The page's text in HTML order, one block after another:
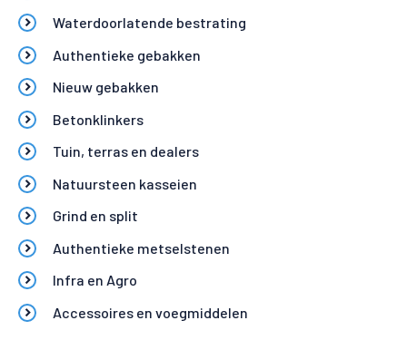
Waterdoorlatende bestrating
Authentieke gebakken
Nieuw gebakken
Betonklinkers
Tuin, terras en dealers
Natuursteen kasseien
Grind en split
Authentieke metselstenen
Infra en Agro
Accessoires en voegmiddelen